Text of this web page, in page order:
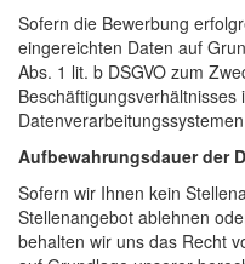
Sofern die Bewerbung
eingereichten Daten auf
Abs. 1 lit. b DSGVO zum
Beschäftigungsverhältnisses
Aufbewahrungsdauer der
Sofern wir Ihnen kein
Stellenangebot ablehnen
behalten wir uns das Recht